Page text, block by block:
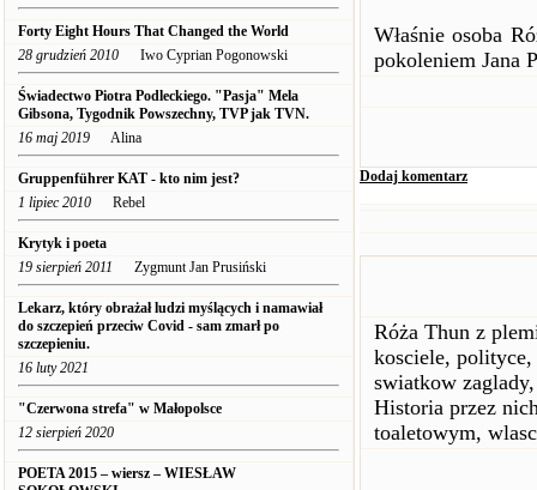
Forty Eight Hours That Changed the World
28 grudzień 2010 Iwo Cyprian Pogonowski
Świadectwo Piotra Podleckiego. "Pasja" Mela
Gibsona, Tygodnik Powszechny, TVP jak TVN.
16 maj 2019 Alina
Gruppenführer KAT - kto nim jest?
1 lipiec 2010 Rebel
Krytyk i poeta
19 sierpień 2011 Zygmunt Jan Prusiński
Lekarz, który obrażał ludzi myślących i namawiał
do szczepień przeciw Covid - sam zmarł po
szczepieniu.
16 luty 2021
"Czerwona strefa" w Małopolsce
12 sierpień 2020
POETA 2015 – wiersz – WIESŁAW
Właśnie osoba
pokoleniem Jana
Dodaj komentarz
Róża Thun z
kosciele,
swiatkow
Historia przez
toaletowym,